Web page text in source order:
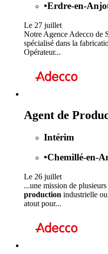
•Erdre-en-
Le 27 juillet
Notre Agence Adecco de
spécialisé dans la
Opérateur...
Agent de
Intérim
•Chemillé-en-
Le 26 juillet
...une mission de
production industrielle
atout pour...